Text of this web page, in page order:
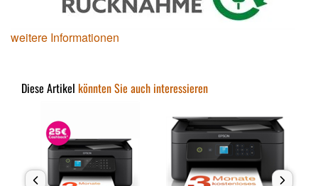
weitere Informationen
Diese Artikel könnten Sie auch interessieren